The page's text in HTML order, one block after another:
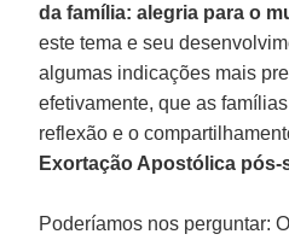
da família: alegria para o
este tema e seu
algumas indicações mais
efetivamente, que as
reflexão e o
Exortação Apostólica
Poderíamos nos perguntar: O